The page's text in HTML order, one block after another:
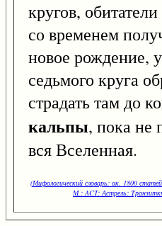
кругов,
со временем
новое рождение,
седьмого круга
страдать там до
кальпы, пока не
вся Вселенная.
(Мифологический словарь: ок. 1800
М.: ACT: Астрель: